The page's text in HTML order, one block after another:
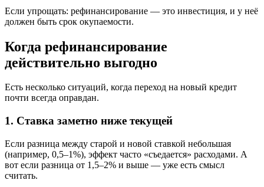
Если упрощать: рефинансирование — это инвестиция, и у неё
должен быть срок окупаемости.
Когда рефинансирование
действительно выгодно
Есть несколько ситуаций, когда переход на новый кредит
почти всегда оправдан.
1. Ставка заметно ниже текущей
Если разница между старой и новой ставкой небольшая
(например, 0,5–1%), эффект часто «съедается» расходами. А
вот если разница от 1,5–2% и выше — уже есть смысл
считать.